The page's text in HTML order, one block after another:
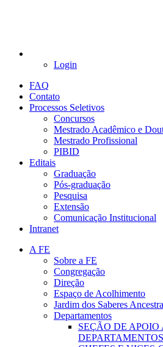
Login
FAQ
Contato
Processos Seletivos
Concursos
Mestrado Acadêmico e
Mestrado Profissional
PIBID
Editais
Graduação
Pós-graduação
Pesquisa
Extensão
Comunicação Institucional
Intranet
A FE
Sobre a FE
Congregação
Direção
Espaço de Acolhimento
Jardim dos Saberes
Departamentos
SEÇÃO DE APOIO
DEPARTAMENTOS